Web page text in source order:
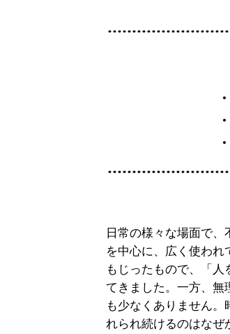
日常の様々な場面で
を中心に、広く使わ
もじったもので、「
てきました。一方、無
も少なくありません
れられ続けるのはな